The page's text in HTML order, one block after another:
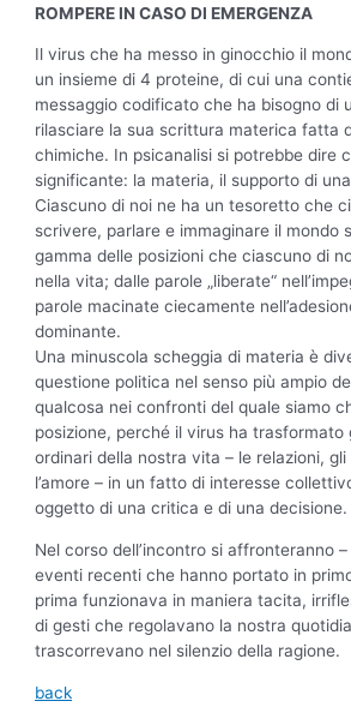
ROMPERE IN CASO DI EMERGENZA
Il virus che ha messo in ginocchio il
un insieme di 4 proteine, di cui una
messaggio codificato che ha bisogno di
rilasciare la sua scrittura materica fatta
chimiche. In psicanalisi si potrebbe dire
significante: la materia, il supporto di
Ciascuno di noi ne ha un tesoretto che
scrivere, parlare e immaginare il mondo
gamma delle posizioni che ciascuno di
nella vita; dalle parole „liberate“
parole macinate ciecamente
dominante.
Una minuscola scheggia di materia è
questione politica nel senso più ampio
qualcosa nei confronti del quale siamo
posizione, perché il virus ha trasformato
ordinari della nostra vita – le relazioni, gli
l’amore – in un fatto di interesse
oggetto di una critica e di una decisione.
Nel corso dell’incontro si affronteranno
eventi recenti che hanno portato in
prima funzionava in maniera tacita,
di gesti che regolavano la nostra
trascorrevano nel silenzio della ragione.
back